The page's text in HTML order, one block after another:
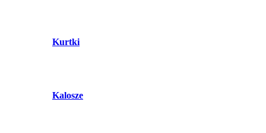
Kurtki
Kalosze